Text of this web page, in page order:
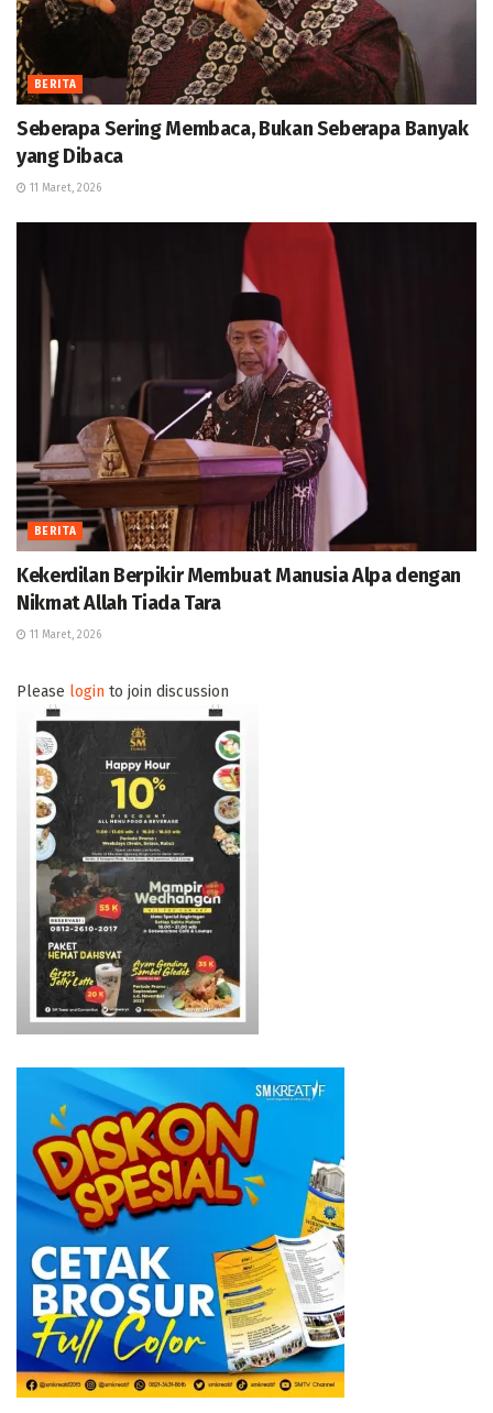
BERITA
Seberapa Sering Membaca, Bukan Seberapa Banyak
yang Dibaca
11 Maret, 2026
BERITA
Kekerdilan Berpikir Membuat Manusia Alpa dengan
Nikmat Allah Tiada Tara
11 Maret, 2026
Please login to join discussion